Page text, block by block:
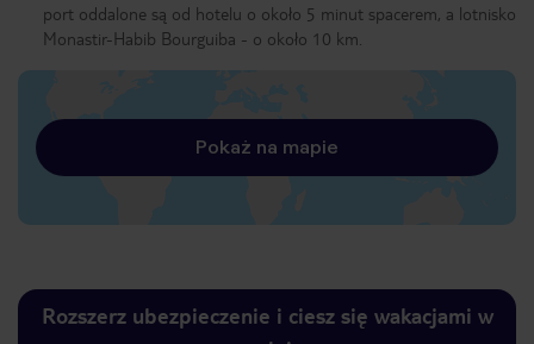
port oddalone są od hotelu o około 5 minut spacerem, a lotnisko
Monastir-Habib Bourguiba - o około 10 km.
Pokaż na mapie
Rozszerz ubezpieczenie i ciesz się wakacjami w